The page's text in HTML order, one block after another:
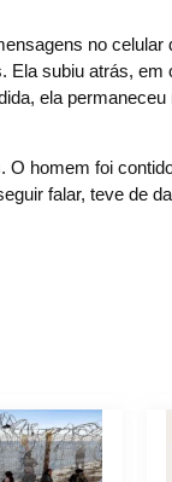
no celular
Ela subiu atrás, em
ela permaneceu
homem foi
falar, teve de